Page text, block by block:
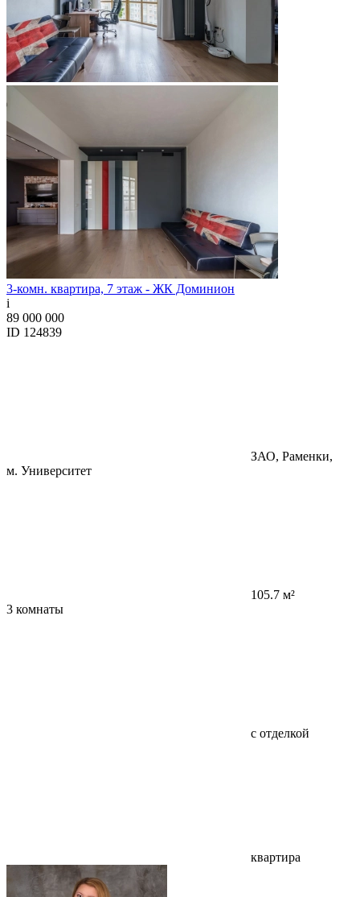
3-комн. квартира, 7 этаж - ЖК Доминион
i
89 000 000
ID 124839
ЗАО, Раменки,
м. Университет
105.7 м²
3 комнаты
с отделкой
квартира